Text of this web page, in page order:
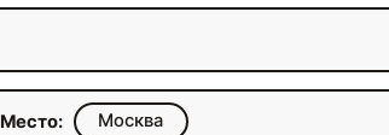
Место: Москва